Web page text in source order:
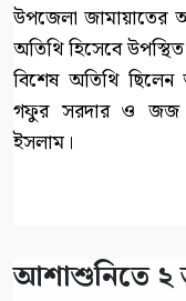
উপজেলা জামায়াতের
অতিথি হিসেবে
বিশেষ অতিথি
গফুর সরদার ও জজ
ইসলাম।
আশাশুনিতে ২